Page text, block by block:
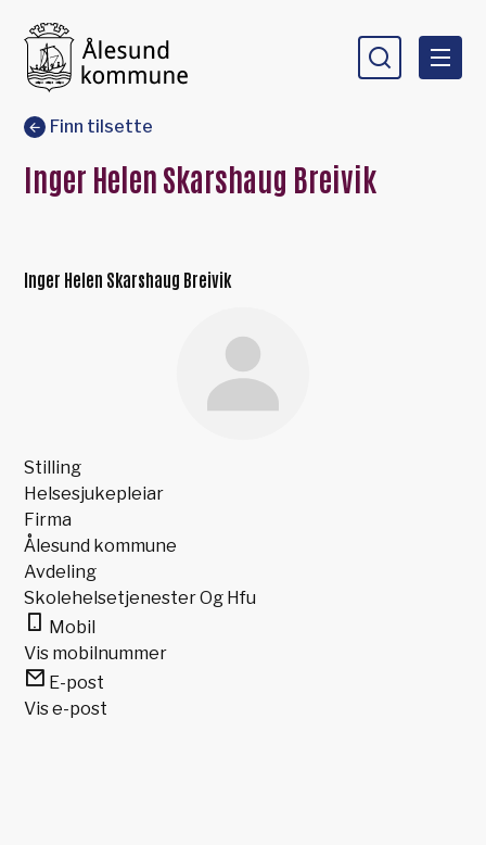
Du er her:
Finn tilsette
Inger Helen Skarshaug Breivik
Inger Helen Skarshaug Breivik
Stilling
Helsesjukepleiar
Firma
Ålesund kommune
Avdeling
Skolehelsetjenester Og Hfu
Mobil
Vis mobilnummer
E-post
Vis e-post